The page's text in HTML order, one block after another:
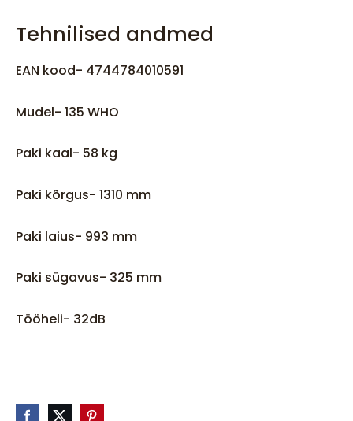
Tehnilised andmed
EAN kood- 4744784010591
Mudel- 135 WHO
Paki kaal- 58 kg
Paki kõrgus- 1310 mm
Paki laius- 993 mm
Paki sügavus- 325 mm
Tööheli- 32dB